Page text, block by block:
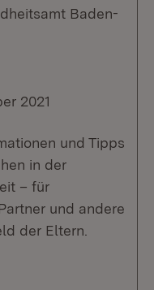
Baden-
2021
und Tipps
in der
– für
und andere
der Eltern.